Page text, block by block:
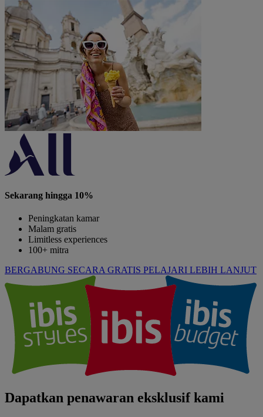
Sekarang hingga 10%
Peningkatan kamar
Malam gratis
Limitless experiences
100+ mitra
BERGABUNG SECARA GRATIS PELAJARI LEBIH LANJUT
Dapatkan penawaran eksklusif kami